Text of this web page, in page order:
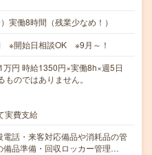
実働8時間（残業少なめ！）
※開始日相談OK ※9月～！
円 時給1350円×実働8h×週5日
のではありません。
実費支給
話・来客対応備品や消耗品の管
備品準備・回収ロッカー管理…